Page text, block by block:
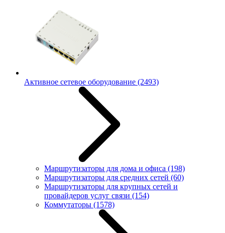
Активное сетевое оборудование (2493)
Маршрутизаторы для дома и офиса (198)
Маршрутизаторы для средних сетей (60)
Маршрутизаторы для крупных сетей и
провайдеров услуг связи (154)
Коммутаторы (1578)